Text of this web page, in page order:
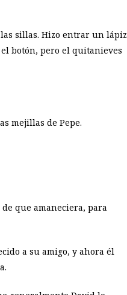
sillas. Hizo entrar un lápiz
botón, pero el quitanieves
mejillas de Pepe.
que amaneciera, para
a su amigo, y ahora él